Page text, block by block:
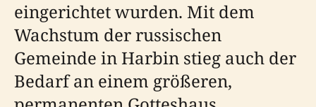
eingerichtet wurden. Mit dem
Wachstum der russischen
Gemeinde in Harbin stieg auch der
Bedarf an einem größeren,